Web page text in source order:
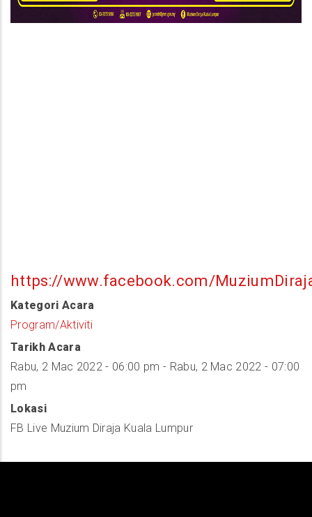
https://www.facebook.com/
Kategori Acara
Program/Aktiviti
Tarikh Acara
Rabu, 2 Mac 2022 - 06:00 pm - Rabu, 2 Mac 2022 - 07:00
pm
Lokasi
FB Live Muzium Diraja Kuala Lumpur